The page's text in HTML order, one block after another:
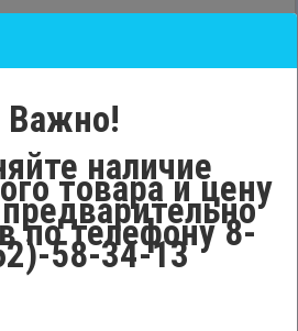
Важно!
наличие
товара и цену
по телефону 8-
58-34-13